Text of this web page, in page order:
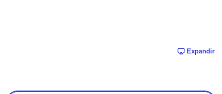
Expandir